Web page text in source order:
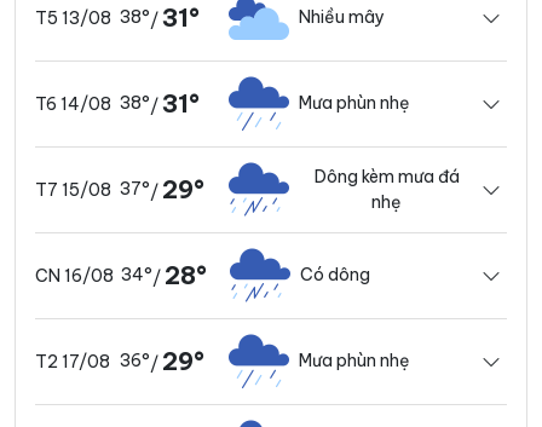
T5 13/08 38°/31° Nhiều mây
T6 14/08 38°/31° Mưa phùn nhẹ
T7 15/08 37°/ 29°
Dông kèm mưa đá
nhẹ
CN 16/08 34°/ 28° Có dông
T2 17/08 36°/ 29° Mưa phùn nhẹ